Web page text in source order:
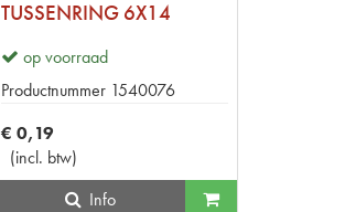
TUSSENRING 6X14
op voorraad
Productnummer 1540076
€ 0,19
(incl. btw)
Info